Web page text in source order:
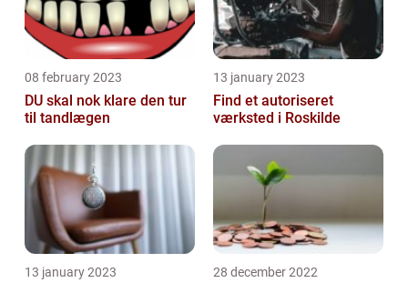
08 february 2023
DU skal nok klare den tur
til tandlægen
13 january 2023
Find et autoriseret
værksted i Roskilde
13 january 2023 28 december 2022